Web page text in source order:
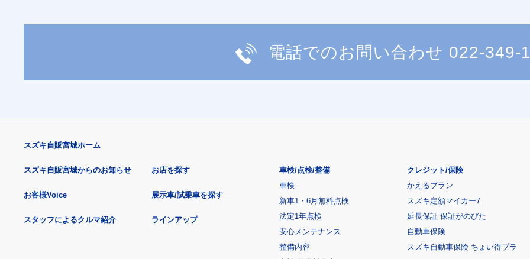
電話でのお問い合わせ 022-349-
スズキ自販宮城ホーム
スズキ自販宮城からのお知らせ
お客様Voice
スタッフによるクルマ紹介
お店を探す
展示車/試乗車を探す
ラインアップ
車検/点検/整備
車検
新車1・6月無料点検
法定1年点検
安心メンテナンス
整備内容
クレジット/保険
かえるプラン
スズキ定額マイカー7
延長保証 保証がのびた
自動車保険
スズキ自動車保険 ちょい得プラ